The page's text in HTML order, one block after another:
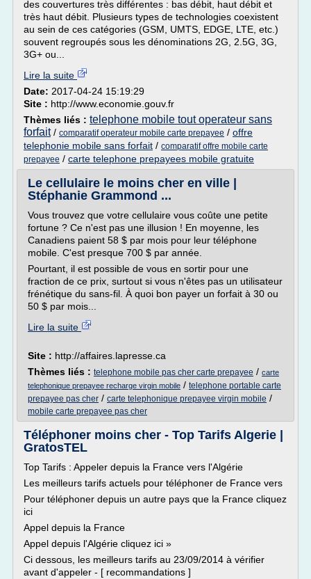
des couvertures très différentes : bas débit, haut débit et
très haut débit. Plusieurs types de technologies coexistent
au sein de ces catégories (GSM, UMTS, EDGE, LTE, etc.)
souvent regroupés sous les dénominations 2G, 2.5G, 3G,
3G+ ou...
Lire la suite
Date: 2017-04-24 15:19:29
Site : http://www.economie.gouv.fr
Thèmes liés : telephone mobile tout operateur sans
forfait/ comparatif operateur mobile carte prepayee / offre
telephonie mobile sans forfait / comparatif offre mobile carte
prepayee / carte telephone prepayees mobile gratuite
Le cellulaire le moins cher en ville |
Stéphanie Grammond ...
Vous trouvez que votre cellulaire vous coûte une petite
fortune ? Ce n'est pas une illusion ! En moyenne, les
Canadiens paient 58 $ par mois pour leur téléphone
mobile. C'est presque 700 $ par année.
Pourtant, il est possible de vous en sortir pour une
fraction de ce prix, surtout si vous n'êtes pas un utilisateur
frénétique du sans-fil. À quoi bon payer un forfait à 30 ou
50 $ par mois...
Lire la suite
Site : http://affaires.lapresse.ca
Thèmes liés : telephone mobile pas cher carte prepayee / carte
telephonique prepayee recharge virgin mobile / telephone portable carte
prepayee pas cher / carte telephonique prepayee virgin mobile /
mobile carte prepayee pas cher
Téléphoner moins cher - Top Tarifs Algerie |
GratosTEL
Top Tarifs : Appeler depuis la France vers l'Algérie
Les meilleurs tarifs actuels pour téléphoner de France vers
Pour téléphoner depuis un autre pays que la France cliquez
ici
Appel depuis la France
Appel depuis l'Algérie cliquez ici »
Ci dessous, les meilleurs tarifs au 23/09/2014 à vérifier
avant d'appeler - [ recommandations ]